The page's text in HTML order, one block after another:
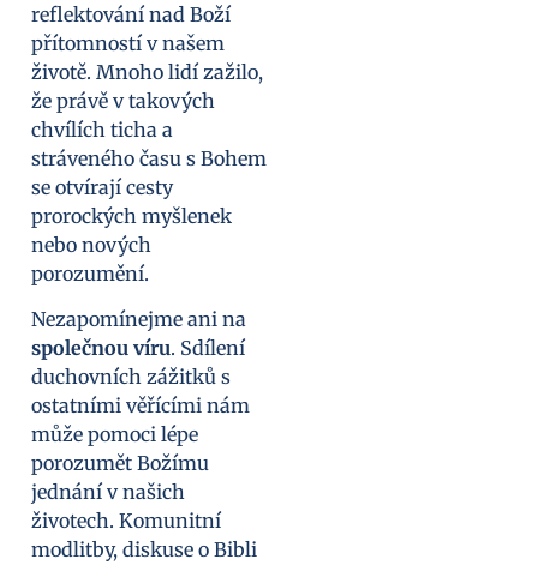
reflektování nad Boží
přítomností v našem
životě. Mnoho lidí zažilo,
že právě v takových
chvílích ticha a
stráveného času s Bohem
se otvírají cesty
prorockých myšlenek
nebo nových
porozumění.
Nezapomínejme ani na
společnou víru. Sdílení
duchovních zážitků s
ostatními věřícími nám
může pomoci lépe
porozumět Božímu
jednání v našich
životech. Komunitní
modlitby, diskuse o Bibli